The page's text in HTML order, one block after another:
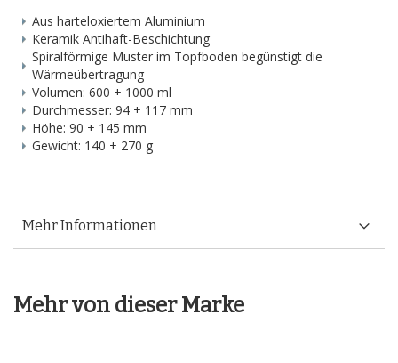
Aus harteloxiertem Aluminium
Keramik Antihaft-Beschichtung
Spiralförmige Muster im Topfboden begünstigt die
Wärmeübertragung
Volumen: 600 + 1000 ml
Durchmesser: 94 + 117 mm
Höhe: 90 + 145 mm
Gewicht: 140 + 270 g
Mehr Informationen
Mehr von dieser Marke